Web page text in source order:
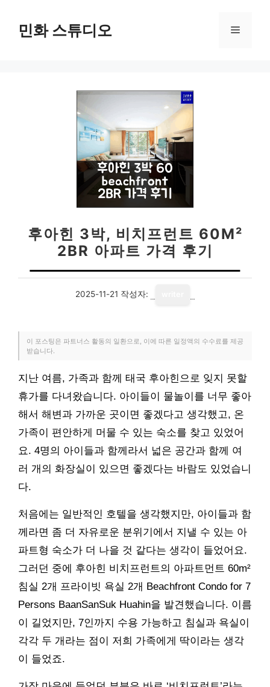
민화 스튜디오 메
후아힌 3박, 비치프런트 60M²
2BR 아파트 가격 후기
2025-11-21 작성자:
이 포스팅은 파트너스 활동의 일환으로, 이에 따른 일정액의 수수료를 제공
받습니다.
지난 여름, 가족과 함께 태국 후아힌으로 잊지 못할
휴가를 다녀왔습니다. 아이들이 물놀이를 너무 좋아
해서 해변과 가까운 곳이면 좋겠다고 생각했고, 온
가족이 편안하게 머물 수 있는 숙소를 찾고 있었어
요. 4명의 아이들과 함께라서 넓은 공간과 함께 여
러 개의 화장실이 있으면 좋겠다는 바람도 있었습니
다.
처음에는 일반적인 호텔을 생각했지만, 아이들과 함
께라면 좀 더 자유로운 분위기에서 지낼 수 있는 아
파트형 숙소가 더 나을 것 같다는 생각이 들었어요.
그러던 중에 후아힌 비치프런트의 아파트먼트 60m²
침실 2개 프라이빗 욕실 2개 Beachfront Condo for 7
Persons BaanSanSuk Huahin을 발견했습니다. 이름
이 길었지만, 7인까지 수용 가능하고 침실과 욕실이
각각 두 개라는 점이 저희 가족에게 딱이라는 생각
이 들었죠.